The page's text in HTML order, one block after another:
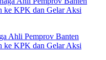
Ahli Pemprov Banten
ke KPK dan Gelar Aksi